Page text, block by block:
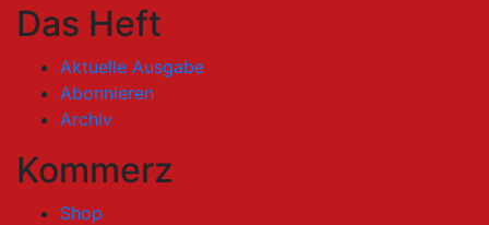
Das Heft
Aktuelle Ausgabe
Abonnieren
Archiv
Kommerz
Shop